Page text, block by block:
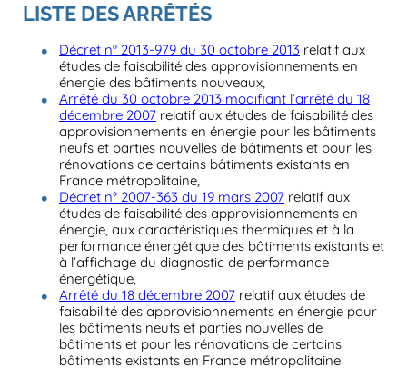
LISTE DES ARRÊTÉS
Décret n° 2013-979 du 30 octobre 2013 relatif aux
études de faisabilité des approvisionnements en
énergie des bâtiments nouveaux,
Arrêté du 30 octobre 2013 modifiant l’arrêté du 18
décembre 2007 relatif aux études de faisabilité des
approvisionnements en énergie pour les bâtiments
neufs et parties nouvelles de bâtiments et pour les
rénovations de certains bâtiments existants en
France métropolitaine,
Décret n° 2007-363 du 19 mars 2007 relatif aux
études de faisabilité des approvisionnements en
énergie, aux caractéristiques thermiques et à la
performance énergétique des bâtiments existants et
à l’affichage du diagnostic de performance
énergétique,
Arrêté du 18 décembre 2007 relatif aux études de
faisabilité des approvisionnements en énergie pour
les bâtiments neufs et parties nouvelles de
bâtiments et pour les rénovations de certains
bâtiments existants en France métropolitaine